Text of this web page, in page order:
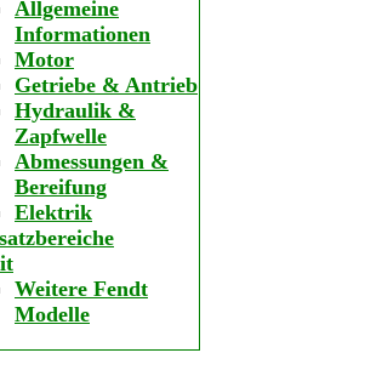
Allgemeine
Informationen
Motor
Getriebe & Antrieb
Hydraulik &
Zapfwelle
Abmessungen &
Bereifung
Elektrik
Weitere Fendt
Modelle